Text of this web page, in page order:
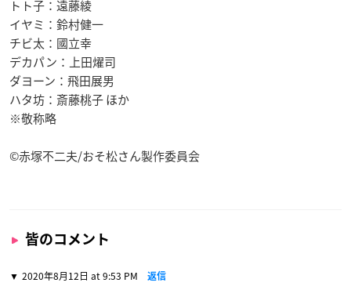
トト子：遠藤綾
イヤミ：鈴村健一
チビ太：國立幸
デカパン：上田燿司
ダヨーン：飛田展男
ハタ坊：斎藤桃子 ほか
※敬称略
©赤塚不二夫/おそ松さん製作委員会
皆のコメント
2020年8月12日 at 9:53 PM 返信